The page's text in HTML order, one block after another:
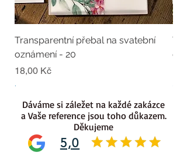
Transparentní přebal na svatební
oznámení - 20
Cena
18,00 Kč
.
5,0
Dáváme si záležet na každé zakázce
a Vaše reference jsou toho důkazem.
Děkujeme